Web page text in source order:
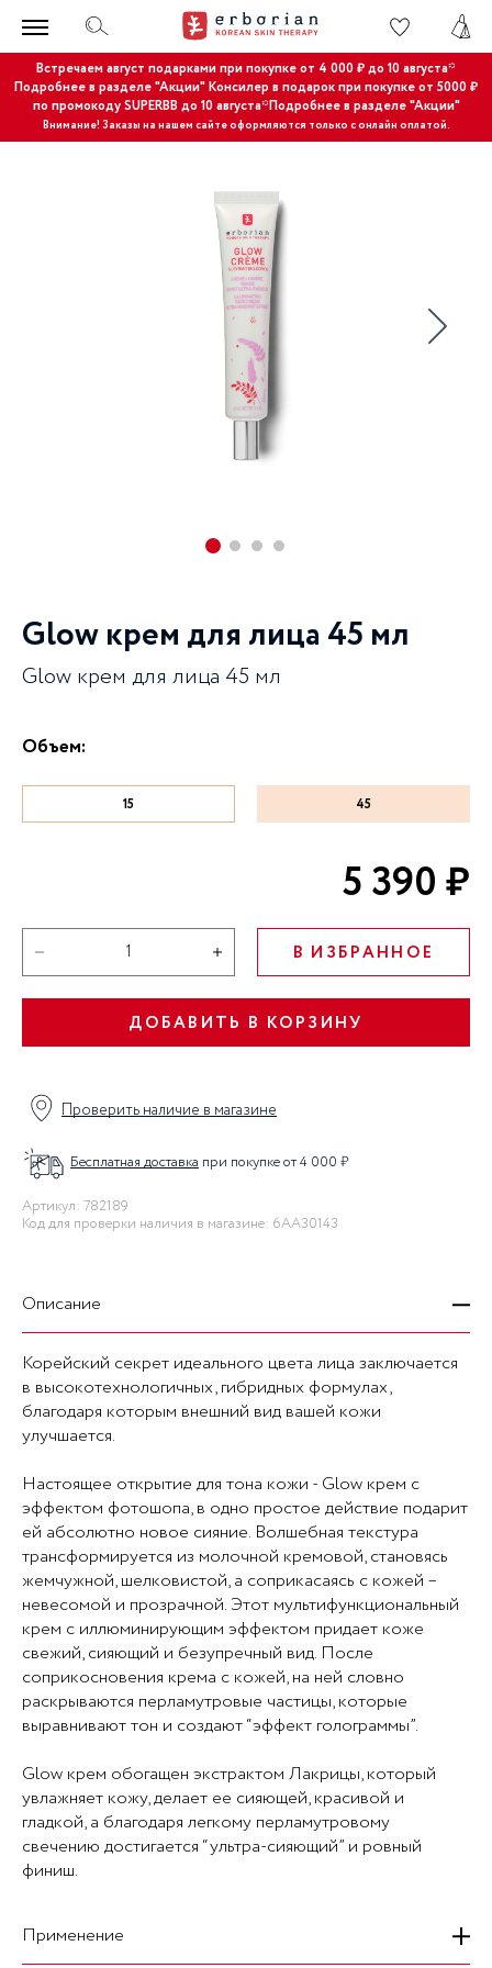
Встречаем август подарками при покупке от 4 000 ₽ до 10 августа*
Подробнее в разделе "Акции"Консилер в подарок при покупке от 5000 ₽
по промокоду SUPERBB до 10 августа*Подробнее в разделе "Акции"
Внимание! Заказы на нашем сайте оформляются только с онлайн оплатой.
Glow крем для лица 45 мл
Glow крем для лица 45 мл
Объем:
15 45
5 390 ₽
В ИЗБРАННОЕ
ДОБАВИТЬ В КОРЗИНУ
Проверить наличие в магазине
Бесплатная доставка при покупке от 4 000 ₽
Артикул: 782189
Код для проверки наличия в магазине: 6AA30143
Описание
Корейский секрет идеального цвета лица заключается
в высокотехнологичных, гибридных формулах,
благодаря которым внешний вид вашей кожи
улучшается.
Настоящее открытие для тона кожи - Glow крем с
эффектом фотошопа, в одно простое действие подарит
ей абсолютно новое сияние. Волшебная текстура
трансформируется из молочной кремовой, становясь
жемчужной, шелковистой, а соприкасаясь с кожей –
невесомой и прозрачной. Этот мультифункциональный
крем с иллюминирующим эффектом придает коже
свежий, сияющий и безупречный вид. После
соприкосновения крема с кожей, на ней словно
раскрываются перламутровые частицы, которые
выравнивают тон и создают “эффект голограммы”.
Glow крем обогащен экстрактом Лакрицы, который
увлажняет кожу, делает ее сияющей, красивой и
гладкой, а благодаря легкому перламутровому
свечению достигается “ультра-сияющий” и ровный
финиш.
Применение